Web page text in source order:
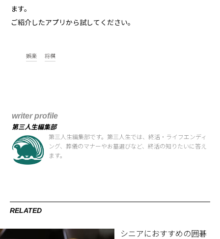
ます。
ご紹介したアプリから試してください。
娯楽 将棋
writer profile
第三人生編集部
第三人生編集部です。第三人生では、終活・ライフエンディ
ング、葬儀のマナーやお墓選びなど、終活の知りたいに答え
ます。
RELATED
シニアにおすすめの囲碁